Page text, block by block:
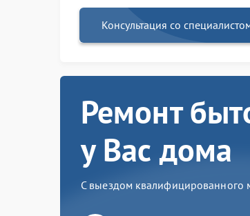
Консультация со
Ремонт
у Вас дома
С выездом квалифицированного